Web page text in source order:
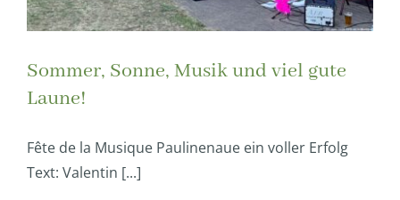
Sommer, Sonne, Musik und viel gute
Laune!
Fête de la Musique Paulinenaue ein voller Erfolg
Text: Valentin [...]